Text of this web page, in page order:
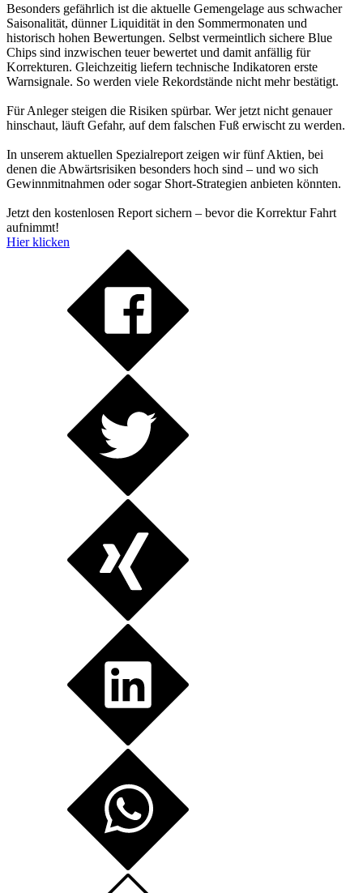
Besonders gefährlich ist die aktuelle Gemengelage aus schwacher
Saisonalität, dünner Liquidität in den Sommermonaten und
historisch hohen Bewertungen. Selbst vermeintlich sichere Blue
Chips sind inzwischen teuer bewertet und damit anfällig für
Korrekturen. Gleichzeitig liefern technische Indikatoren erste
Warnsignale. So werden viele Rekordstände nicht mehr bestätigt.
Für Anleger steigen die Risiken spürbar. Wer jetzt nicht genauer
hinschaut, läuft Gefahr, auf dem falschen Fuß erwischt zu werden.
In unserem aktuellen Spezialreport zeigen wir fünf Aktien, bei
denen die Abwärtsrisiken besonders hoch sind – und wo sich
Gewinnmitnahmen oder sogar Short-Strategien anbieten könnten.
Jetzt den kostenlosen Report sichern – bevor die Korrektur Fahrt
aufnimmt!
Hier klicken